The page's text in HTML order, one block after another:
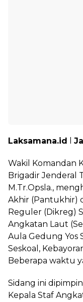
Laksamana.id
Wakil Komandan
Brigadir Jenderal
M.Tr.Opsla.,
Akhir (Pantukhir)
Reguler (Dikreg)
Angkatan Laut
Aula Gedung Yos
Seskoal,
Beberapa waktu
Sidang ini
Kepala Staf